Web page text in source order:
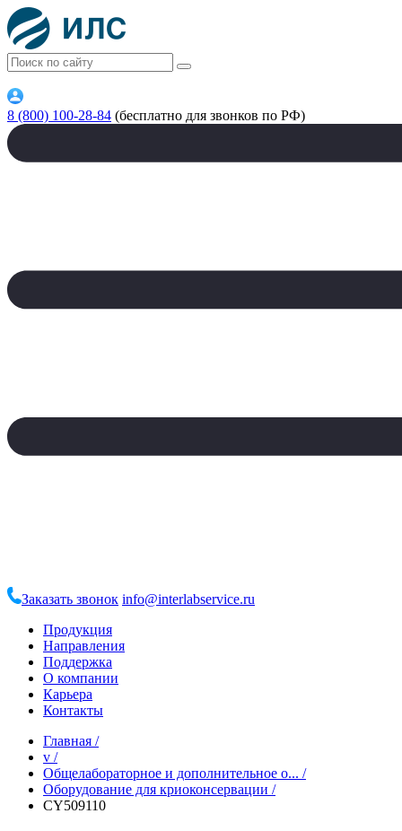
8 (800) 100-28-84 (бесплатно для звонков по РФ)
Заказать звонок info@interlabservice.ru
Продукция
Направления
Поддержка
О компании
Карьера
Контакты
Главная /
v /
Общелабораторное и дополнительное о... /
Оборудование для криоконсервации /
CY509110